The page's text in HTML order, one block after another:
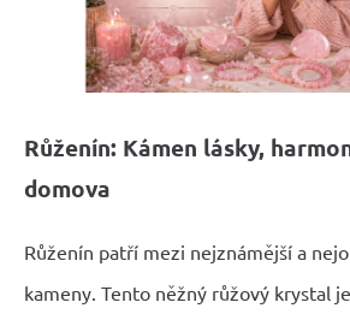
Růženín: Kámen lásky,
domova
Růženín patří mezi nejznámější a
kameny. Tento něžný růžový krystal